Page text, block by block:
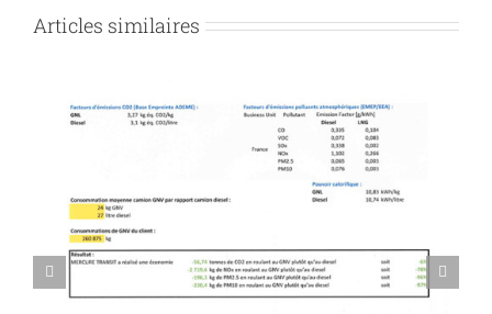
Articles similaires